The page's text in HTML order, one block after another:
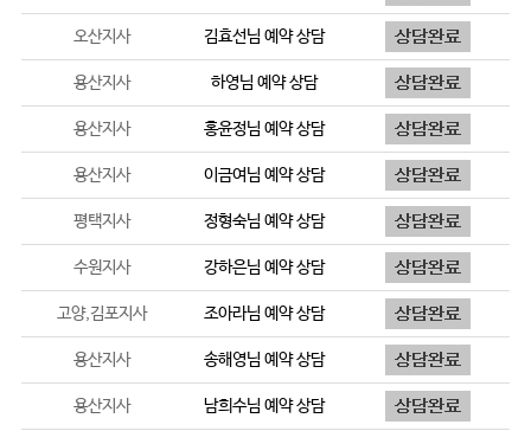
오산지사 김효선님 예약 상담
용산지사 하영님 예약 상담
용산지사 홍윤정님 예약 상담
용산지사 이금여님 예약 상담
평택지사 정형숙님 예약 상담
수원지사 강하은님 예약 상담
고양,김포지사 조아라님 예약 상담
용산지사 송해영님 예약 상담
용산지사 남희수님 예약 상담